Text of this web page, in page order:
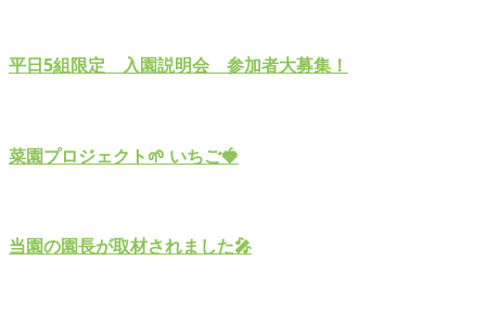
平日5組限定 入園説明会 参加者大募集！
菜園プロジェクト🌱 いちご🍓
当園の園長が取材されました🎤